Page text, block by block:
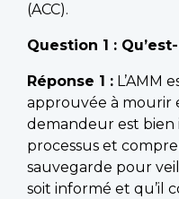
(ACC).
Question 1 :
Réponse 1 : L’AMM
approuvée à mourir
demandeur est
processus et
sauvegarde pour
soit informé et qu’il